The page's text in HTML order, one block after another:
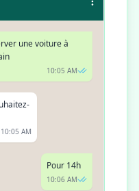
une voiture à
10:05 AM
10:05 AM
Pour 14h
10:06 AM